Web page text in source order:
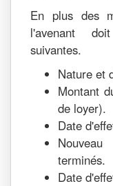
En plus des
l'avenant
suivantes.
Nature et
Montant
de loyer).
Date
terminés.
Date